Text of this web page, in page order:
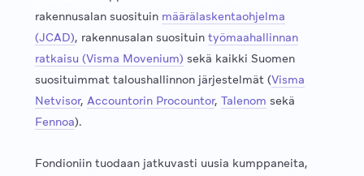
rakennusalan suosituin määrälaskentaohjelma
(JCAD), rakennusalan suosituin työmaahallinnan
ratkaisu (Visma Movenium) sekä kaikki Suomen
suosituimmat taloushallinnon järjestelmät (Visma
Netvisor, Accountorin Procountor, Talenom sekä
Fennoa).
Fondioniin tuodaan jatkuvasti uusia kumppaneita,